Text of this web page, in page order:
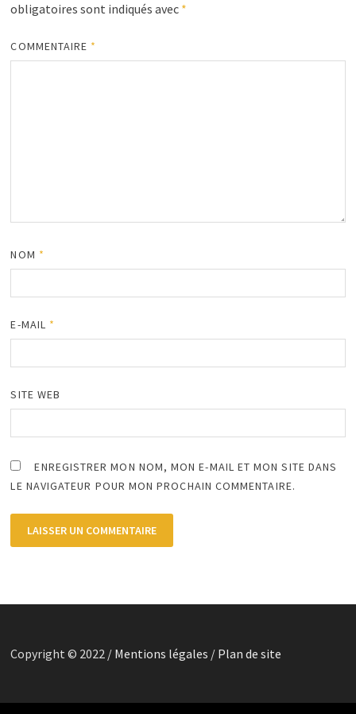
obligatoires sont indiqués avec *
COMMENTAIRE *
NOM *
E-MAIL *
SITE WEB
ENREGISTRER MON NOM, MON E-MAIL ET MON SITE DANS
LE NAVIGATEUR POUR MON PROCHAIN COMMENTAIRE.
Copyright © 2022 / Mentions légales / Plan de site